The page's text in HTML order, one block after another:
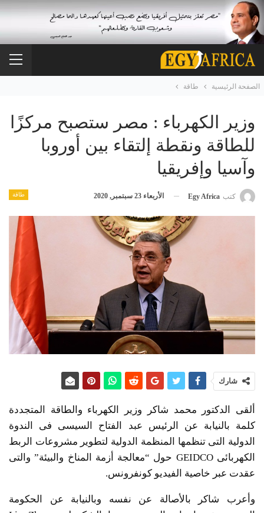
الصفحة الرئيسية طاقة
وزير الكهرباء : مصر ستصبح مركزًا
للطاقة ونقطة إلتقاء بين أوروبا
وآسيا وإفريقيا
طاقة كتب Egy Africa الأربعاء 23 سبتمبر, 2020
شارك
ألقى الدكتور محمد شاكر وزير الكهرباء والطاقة المتجددة
كلمة بالنيابة عن الرئيس عبد الفتاح السيسى فى الندوة
الدولية التى تنظمها المنظمة الدولية لتطوير مشروعات الربط
الكهربائى GEIDCO حول “معالجة أزمة المناخ والبيئة” والتى
عقدت عبر خاصية الفيديو كونفرونس.
وأعرب شاكر بالأصالة عن نفسه وبالنيابة عن الحكومة